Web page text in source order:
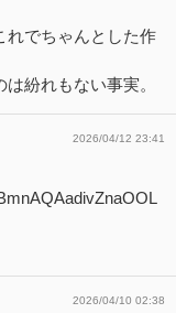
れでちゃんとした作
紛れもない事実。
2026/04/12 23:41
2026/04/10 02:38